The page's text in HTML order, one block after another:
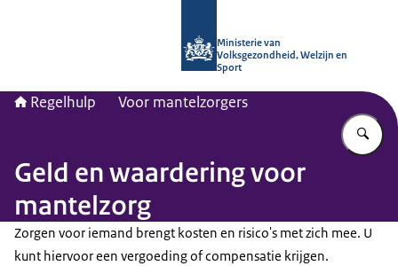
Ministerie van
Volksgezondheid, Welzijn en
Sport
Regelhulp Voor mantelzorgers
Geld en waardering voor
mantelzorg
Zorgen voor iemand brengt kosten en risico's met zich mee. U
kunt hiervoor een vergoeding of compensatie krijgen.